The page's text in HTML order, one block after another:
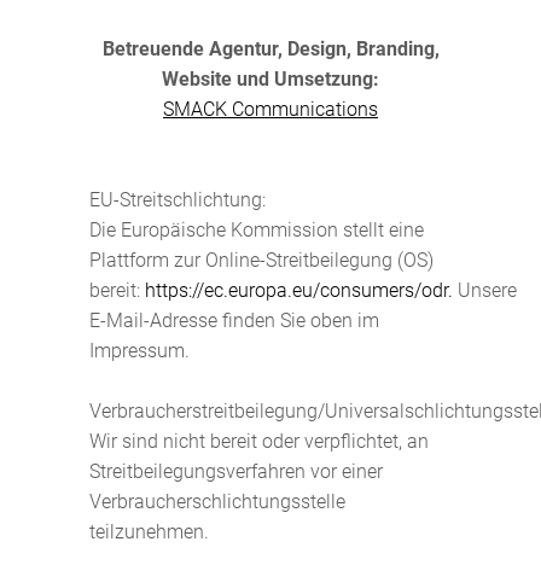
Betreuende Agentur, Design, Branding,
Website und Umsetzung:
SMACK Communications
EU-Streitschlichtung:
Die Europäische Kommission stellt eine
Plattform zur Online-Streitbeilegung (OS)
bereit: https://ec.europa.eu/consumers/odr. Unsere
E-Mail-Adresse finden Sie oben im
Impressum.
Verbraucherstreitbeilegung/
Wir sind nicht bereit oder verpflichtet, an
Streitbeilegungsverfahren vor einer
Verbraucherschlichtungsstelle
teilzunehmen.